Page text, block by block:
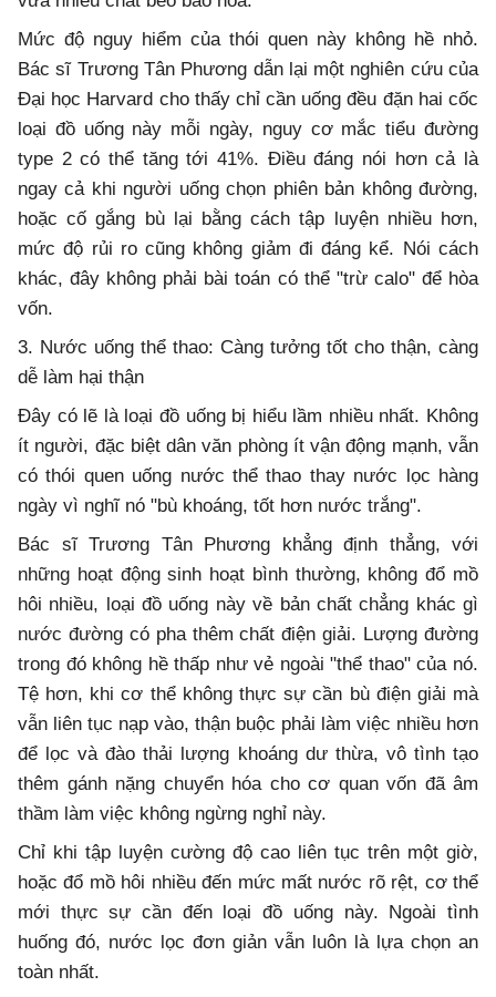
Mức độ nguy hiểm của thói quen này không hề nhỏ.
Bác sĩ Trương Tân Phương dẫn lại một nghiên cứu của
Đại học Harvard cho thấy chỉ cần uống đều đặn hai cốc
loại đồ uống này mỗi ngày, nguy cơ mắc tiểu đường
type 2 có thể tăng tới 41%. Điều đáng nói hơn cả là
ngay cả khi người uống chọn phiên bản không đường,
hoặc cố gắng bù lại bằng cách tập luyện nhiều hơn,
mức độ rủi ro cũng không giảm đi đáng kể. Nói cách
khác, đây không phải bài toán có thể "trừ calo" để hòa
vốn.
3. Nước uống thể thao: Càng tưởng tốt cho thận, càng
dễ làm hại thận
Đây có lẽ là loại đồ uống bị hiểu lầm nhiều nhất. Không
ít người, đặc biệt dân văn phòng ít vận động mạnh, vẫn
có thói quen uống nước thể thao thay nước lọc hàng
ngày vì nghĩ nó "bù khoáng, tốt hơn nước trắng".
Bác sĩ Trương Tân Phương khẳng định thẳng, với
những hoạt động sinh hoạt bình thường, không đổ mồ
hôi nhiều, loại đồ uống này về bản chất chẳng khác gì
nước đường có pha thêm chất điện giải. Lượng đường
trong đó không hề thấp như vẻ ngoài "thể thao" của nó.
Tệ hơn, khi cơ thể không thực sự cần bù điện giải mà
vẫn liên tục nạp vào, thận buộc phải làm việc nhiều hơn
để lọc và đào thải lượng khoáng dư thừa, vô tình tạo
thêm gánh nặng chuyển hóa cho cơ quan vốn đã âm
thầm làm việc không ngừng nghỉ này.
Chỉ khi tập luyện cường độ cao liên tục trên một giờ,
hoặc đổ mồ hôi nhiều đến mức mất nước rõ rệt, cơ thể
mới thực sự cần đến loại đồ uống này. Ngoài tình
huống đó, nước lọc đơn giản vẫn luôn là lựa chọn an
toàn nhất.